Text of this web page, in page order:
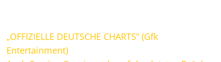
„OFFIZIELLE DEUTSCHE CHARTS“ (Gfk
Entertainment)